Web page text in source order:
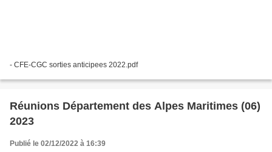
- CFE-CGC sorties anticipees 2022.pdf
Réunions Département des Alpes Maritimes (06)
2023
Publié le 02/12/2022 à 16:39